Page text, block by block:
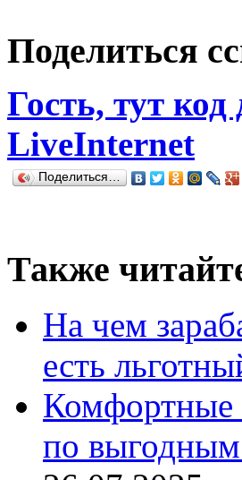
Поделиться
Гость, тут
LiveInternet
Поделиться…
Также
На чем
есть
Комфортные
по